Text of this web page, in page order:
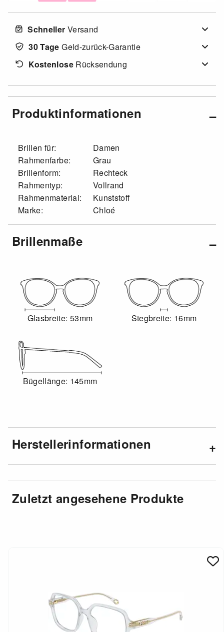
Schneller Versand
30 Tage Geld-zurück-Garantie
KostenloseRücksendung
Produktinformationen
Brillen für:
Damen
Rahmenfarbe:
Grau
Brillenform:
Rechteck
Rahmentyp:
Vollrand
Rahmenmaterial:
Kunststoff
Marke:
Chloé
Brillenmaße
Glasbreite: 53mm Stegbreite: 16mm
Bügellänge: 145mm
Herstellerinformationen
Zuletzt angesehene Produkte